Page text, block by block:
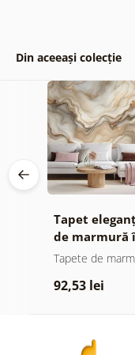
Din aceeași colecție
Tapet
de marmură
tonuri aurii
Tapete de
92,53 lei